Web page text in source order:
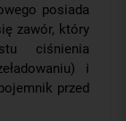
posiada
zawór, który
ciśnienia
i
przed